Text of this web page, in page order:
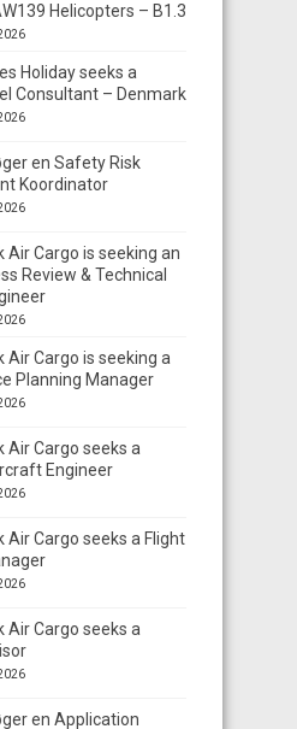
Helicopters – B1.3
Holiday seeks a
Consultant – Denmark
en Safety Risk
Koordinator
Air Cargo is seeking an
Review & Technical
Air Cargo is seeking a
Planning Manager
Air Cargo seeks a
Engineer
Air Cargo seeks a Flight
Air Cargo seeks a
en Application